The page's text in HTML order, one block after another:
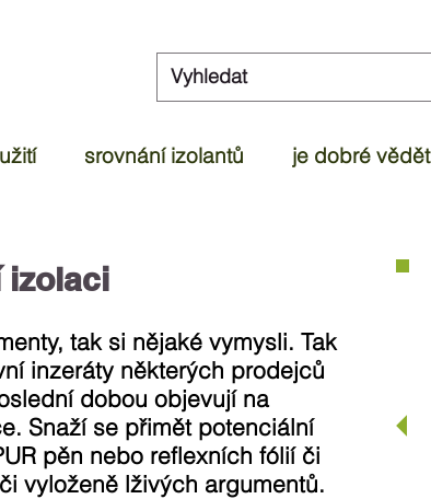
srovnání izolantů je dobré vědět
izolaci
tak si nějaké vymysli. Tak
inzeráty některých prodejců
dobou objevují na
Snaží se přimět potenciální
pěn nebo reflexních fólií či
vyloženě lživých argumentů.